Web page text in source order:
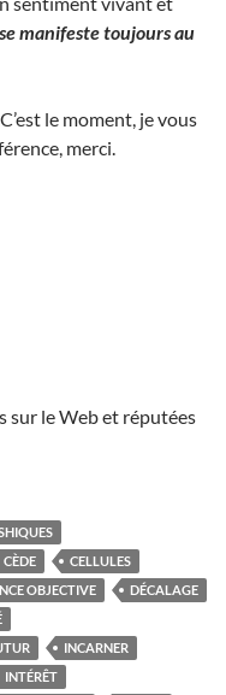
manifeste toujours au
le moment, je vous
merci.
sur le Web et réputées
CÈDE
CELLULES
OBJECTIVE
DÉCALAGE
INCARNER
INTÉRÊT